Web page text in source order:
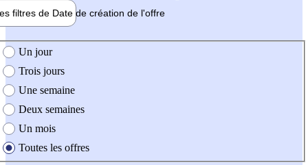
filtres de Date de création de l'offre
création de l'offre
Un jour
Trois jours
Une semaine
Deux semaines
Un mois
Toutes les offres